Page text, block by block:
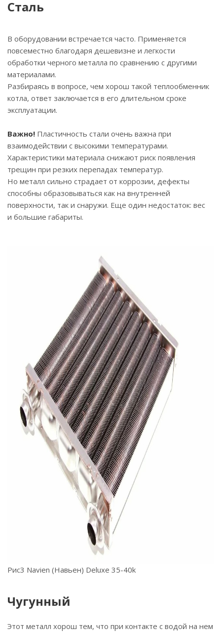
Сталь
В оборудовании встречается часто. Применяется
повсеместно благодаря дешевизне и легкости
обработки черного металла по сравнению с другими
материалами.
Разбираясь в вопросе, чем хорош такой теплообменник
котла, ответ заключается в его длительном сроке
эксплуатации.
Важно! Пластичность стали очень важна при
взаимодействии с высокими температурами.
Характеристики материала снижают риск появления
трещин при резких перепадах температур.
Но металл сильно страдает от коррозии, дефекты
способны образовываться как на внутренней
поверхности, так и снаружи. Еще один недостаток: вес
и большие габариты.
Рис3 Navien (Навьен) Deluxe 35-40k
Чугунный
Этот металл хорош тем, что при контакте с водой на нем